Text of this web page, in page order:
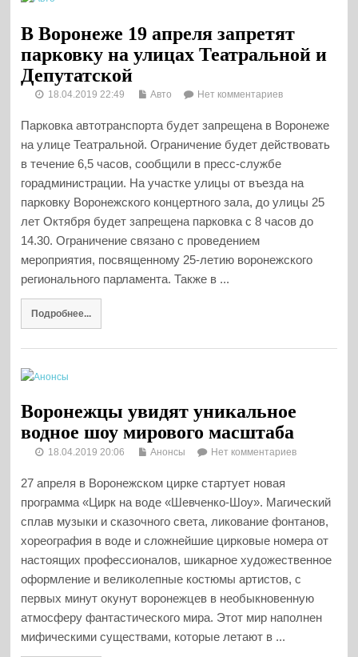
В Воронеже 19 апреля запретят
парковку на улицах Театральной и
Депутатской
18.04.2019 22:49 Авто Нет комментариев
Парковка автотранспорта будет запрещена в Воронеже
на улице Театральной. Ограничение будет действовать
в течение 6,5 часов, сообщили в пресс-службе
горадминистрации. На участке улицы от въезда на
парковку Воронежского концертного зала, до улицы 25
лет Октября будет запрещена парковка с 8 часов до
14.30. Ограничение связано с проведением
мероприятия, посвященному 25-летию воронежского
регионального парламента. Также в ...
Подробнее...
Воронежцы увидят уникальное
водное шоу мирового масштаба
18.04.2019 20:06 Анонсы Нет комментариев
27 апреля в Воронежском цирке стартует новая
программа «Цирк на воде «Шевченко-Шоу». Магический
сплав музыки и сказочного света, ликование фонтанов,
хореография в воде и сложнейшие цирковые номера от
настоящих профессионалов, шикарное художественное
оформление и великолепные костюмы артистов, с
первых минут окунут воронежцев в необыкновенную
атмосферу фантастического мира. Этот мир наполнен
мифическими существами, которые летают в ...